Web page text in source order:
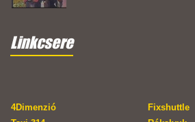
Linkcsere
4Dimenzió
Fixshuttle